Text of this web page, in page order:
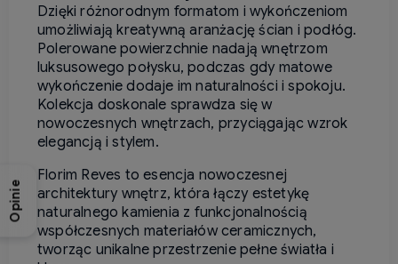
Dzięki różnorodnym formatom i wykończeniom
umożliwiają kreatywną aranżację ścian i podłóg.
Polerowane powierzchnie nadają wnętrzom
luksusowego połysku, podczas gdy matowe
wykończenie dodaje im naturalności i spokoju.
Kolekcja doskonale sprawdza się w
nowoczesnych wnętrzach, przyciągając wzrok
elegancją i stylem.
Florim Reves to esencja nowoczesnej
architektury wnętrz, która łączy estetykę
naturalnego kamienia z funkcjonalnością
współczesnych materiałów ceramicznych,
tworząc unikalne przestrzenie pełne światła i
Opinie